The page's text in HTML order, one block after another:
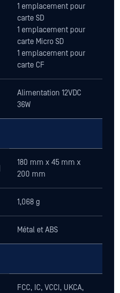
1 emplacement pour
carte SD
1 emplacement pour
carte Micro SD
1 emplacement pour
carte CF
Alimentation 12VDC
36W
180 mm x 45 mm x
200 mm
1,068 g
Métal et ABS
FCC, IC, VCCI, UKCA,